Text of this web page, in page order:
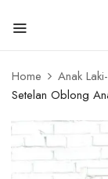
Home Anak
Setelan Oblong